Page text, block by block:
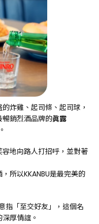
炸雞、起司條、起司球，
銷烈酒品牌的眞露
。
地向路人打招呼，並對著
所以KKANBU是最完美的
指「至交好友」，這個名
厚情誼。